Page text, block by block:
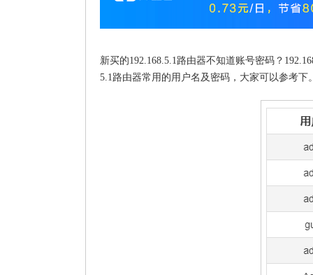
新买的192.168.5.1路由器不知道账号密码？
5.1路由器常用的用户名及密码，大家可以参考下